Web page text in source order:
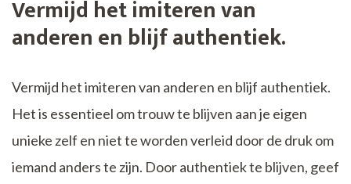
Vermijd het imiteren van
anderen en blijf authentiek.
Vermijd het imiteren van anderen en blijf authentiek.
Het is essentieel om trouw te blijven aan je eigen
unieke zelf en niet te worden verleid door de druk om
iemand anders te zijn. Door authentiek te blijven, geef